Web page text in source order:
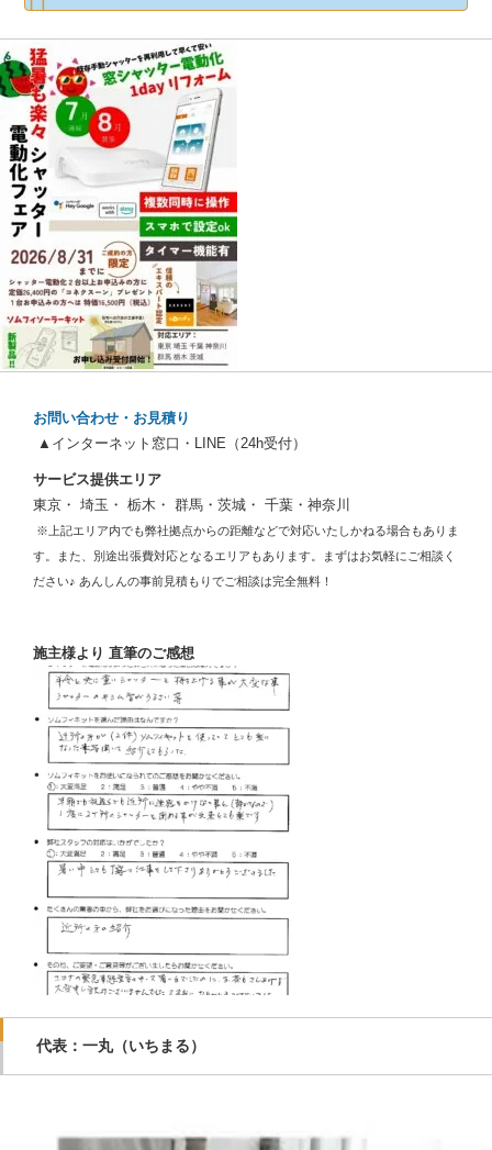
お問い合わせ・お見積り
▲インターネット窓口・LINE（24h受付）
サービス提供エリア
東京・ 埼玉・ 栃木・ 群馬・茨城・ 千葉・神奈川
※上記エリア内でも弊社拠点からの距離などで対応いたしかねる場合もありま
す。また、別途出張費対応となるエリアもあります。まずはお気軽にご相談く
ださい♪ あんしんの事前見積もりでご相談は完全無料！
施主様より 直筆のご感想
代表：一丸（いちまる）